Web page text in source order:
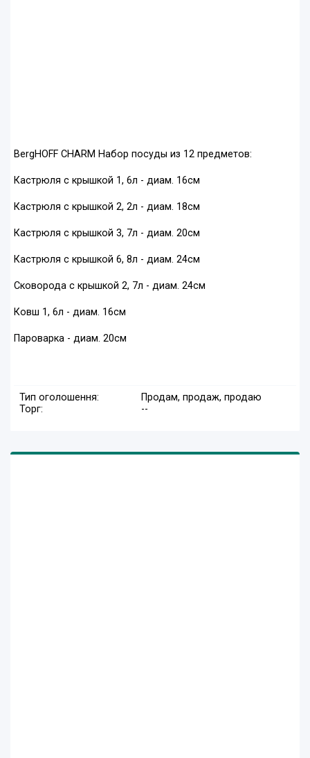
BergHOFF CHARM Набор посуды из 12 предметов:
Кастрюля с крышкой 1, 6л - диам. 16см
Кастрюля с крышкой 2, 2л - диам. 18см
Кастрюля с крышкой 3, 7л - диам. 20см
Кастрюля с крышкой 6, 8л - диам. 24см
Сковорода с крышкой 2, 7л - диам. 24см
Ковш 1, 6л - диам. 16см
Пароварка - диам. 20см
Тип оголошення:
Продам, продаж, продаю
Торг:
--